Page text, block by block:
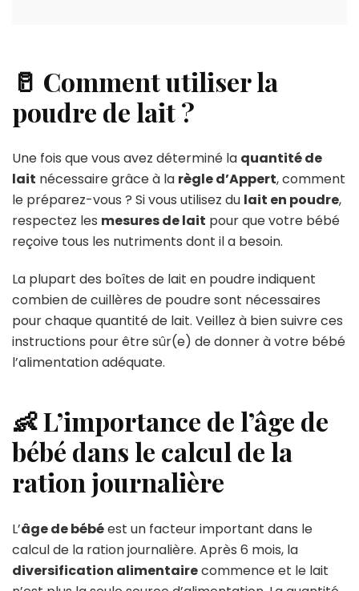
🥛 Comment utiliser la
poudre de lait ?
Une fois que vous avez déterminé la quantité de
lait nécessaire grâce à la règle d’Appert, comment
le préparez-vous ? Si vous utilisez du lait en poudre,
respectez les mesures de lait pour que votre bébé
reçoive tous les nutriments dont il a besoin.
La plupart des boîtes de lait en poudre indiquent
combien de cuillères de poudre sont nécessaires
pour chaque quantité de lait. Veillez à bien suivre ces
instructions pour être sûr(e) de donner à votre bébé
l’alimentation adéquate.
👶 L’importance de l’âge de
bébé dans le calcul de la
ration journalière
L’âge de bébéest un facteur important dans le
calcul de la ration journalière. Après 6 mois, la
diversification alimentairecommence et le lait